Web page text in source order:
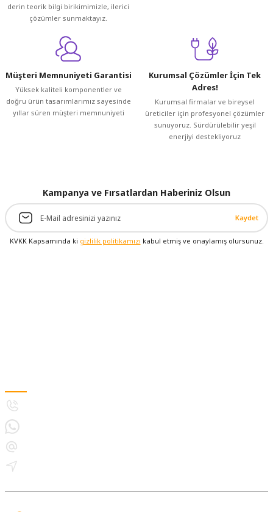
Ürün fiyatı diğer sitelerden daha pahalı.
Bu ürüne benzer farklı alternatifler olmalı.
Gönder
derin teorik bilgi birikimimizle, ilerici
çözümler sunmaktayız.
Müşteri Memnuniyeti Garantisi
Yüksek kaliteli komponentler ve
doğru ürün tasarımlarımız sayesinde
yıllar süren müşteri memnuniyeti
Kurumsal Çözümler İçin Tek
Adres!
Kurumsal firmalar ve bireysel
üreticiler için profesyonel çözümler
sunuyoruz. Sürdürülebilir yeşil
enerjiyi destekliyoruz
Kampanya ve Fırsatlardan Haberiniz Olsun
Kaydet
KVKK Kapsamında ki gizlilik politikamızı kabul etmiş ve onaylamış olursunuz.